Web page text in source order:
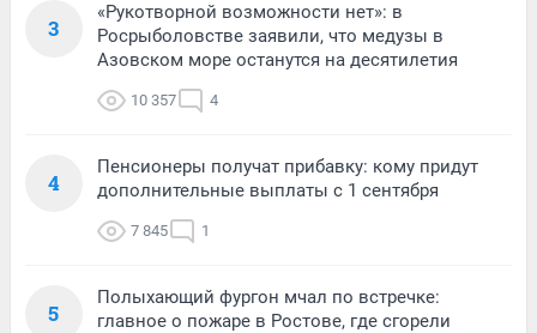
3
«Рукотворной возможности нет»: в
Росрыболовстве заявили, что медузы в
Азовском море останутся на десятилетия
10 357 4
4
Пенсионеры получат прибавку: кому придут
дополнительные выплаты с 1 сентября
7 845 1
5
Полыхающий фургон мчал по встречке:
главное о пожаре в Ростове, где сгорели